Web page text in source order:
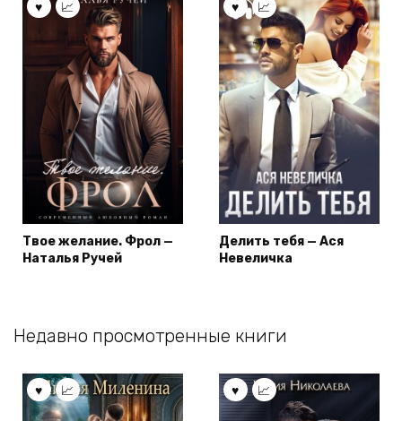
Твое желание. Фрол —
Наталья Ручей
Делить тебя — Ася
Невеличка
Недавно просмотренные книги